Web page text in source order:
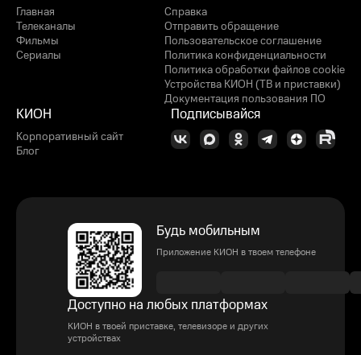
Главная
Телеканалы
Фильмы
Сериалы
Справка
Отправить обращение
Пользовательское соглашение
Политика конфиденциальности
Политика обработки файлов cookie
Устройства КИОН (ТВ и приставки)
Документация пользования ПО
КИОН
Корпоративный сайт
Блог
Подписывайся
Будь мобильным
Приложение КИОН в твоем телефоне
Доступно на любых платформах
КИОН в твоей приставке, телевизоре и других
устройствах